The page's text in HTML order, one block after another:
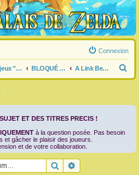
Connexion
Les jeux "Legend of Zelda" BLOQUÉ dans un jeu ? A Link Between Worlds
e
c
ET DES TITRES PRECIS !
à la question posée. Pas besoin
et gâcher le plaisir des joueurs.
et de votre collaboration.
Rechercher